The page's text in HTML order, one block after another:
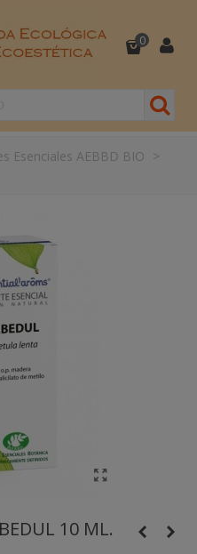
0
Esenciales AEBBD BIO >
10 ML.